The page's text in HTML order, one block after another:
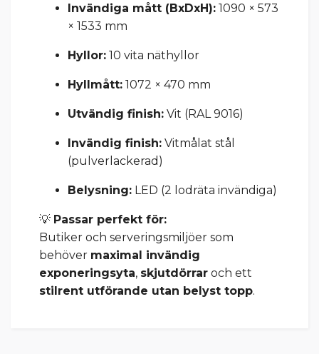
Invändiga mått (BxDxH): 1090 × 573
× 1533 mm
Hyllor: 10 vita näthyllor
Hyllmått: 1072 × 470 mm
Utvändig finish: Vit (RAL 9016)
Invändig finish: Vitmålat stål
(pulverlackerad)
Belysning: LED (2 lodräta invändiga)
💡 Passar perfekt för:
Butiker och serveringsmiljöer som
behöver maximal invändig
exponeringsyta, skjutdörrar och ett
stilrent utförande utan belyst topp.